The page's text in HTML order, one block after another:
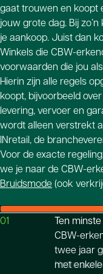
gaat trouwen en koopt
jouw grote dag. Bij
je aankoop. Juist dan
Winkels die CBW-
voorwaarden die jou
Hierin zijn alle regels
koopt, bijvoorbeeld
levering, vervoer en
wordt alleen verstrekt
INretail, de
Voor de exacte
we je naar de CBW-
Bruidsmode (ook
01
Ten
Nette
CBW-
twee jaar
met